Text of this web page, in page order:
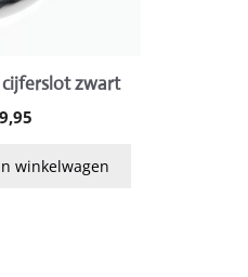
zwart
winkelwagen